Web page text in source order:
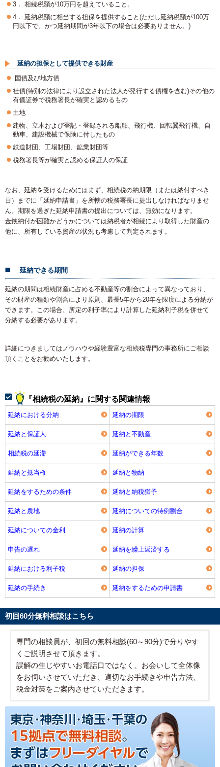
3． 相続税額が10万円を超えていること。
4． 延納税額に相当する担保を提供すること(ただし延納税額が100万
円以下で、かつ延納期間が3年以下の場合は必要ありません。)
延納の担保として提供できる財産
国債及び地方債
社債(特別の法律により設立された法人が発行する債権を含む)その他の
有価証券で税務署長が確実と認めるもの
土地
建物、立木および登記・登録される船舶、飛行機、回転翼飛行機、自
動車、建設機械で保険に付したもの
鉄道財団、工場財団、鉱業財団等
税務署長等が確実と認める保証人の保証
なお、延納を受けるためにはまず、相続税の納期限（または納付すべき
日）までに「延納申請書」を所轄の税務署長に提出しなければなりませ
ん。期限を過ぎた延納申請書の提出については、無効になります。
金銭納付が困難かどうかについては納税者が相続により取得した財産の
他に、所有している資産の状況も考慮して判定されます。
延納できる期間
延納の期間は相続財産に占める不動産等の割合によって異なっており、
その財産の種類や割合により原則、最長5年から20年を限度による分納が
できます。この場合、所定の利子率により計算した延納利子税を併せて
分納する必要があります。
詳細につきましてはノウハウや経験豊富な相続税専門の事務所にご相談
頂くことをお勧めいたします。
『相続税の延納』に関する関連情報
延納における分納 延納の期限
延納と保証人 延納と不動産
相続税の延滞 延納ができる年数
延納と抵当権 延納と物納
延納をするための条件 延納と納税猶予
延納と農地 延納についての特例割合
延納についての金利 延納の計算
申告の遅れ 延納を繰上返済する
延納における利子税 延納の担保
延納の手続き 延納をするための申請書
初回60分無料相談はこちら
専門の相談員が、初回の無料相談(60～90分)で分りやす
くご説明させて頂きます。
誤解の生じやすいお電話口ではなく、お会いして全体像
をお伺いさせていただき、適切なお手続きや申告方法、
税金対策をご案内させていただきます。